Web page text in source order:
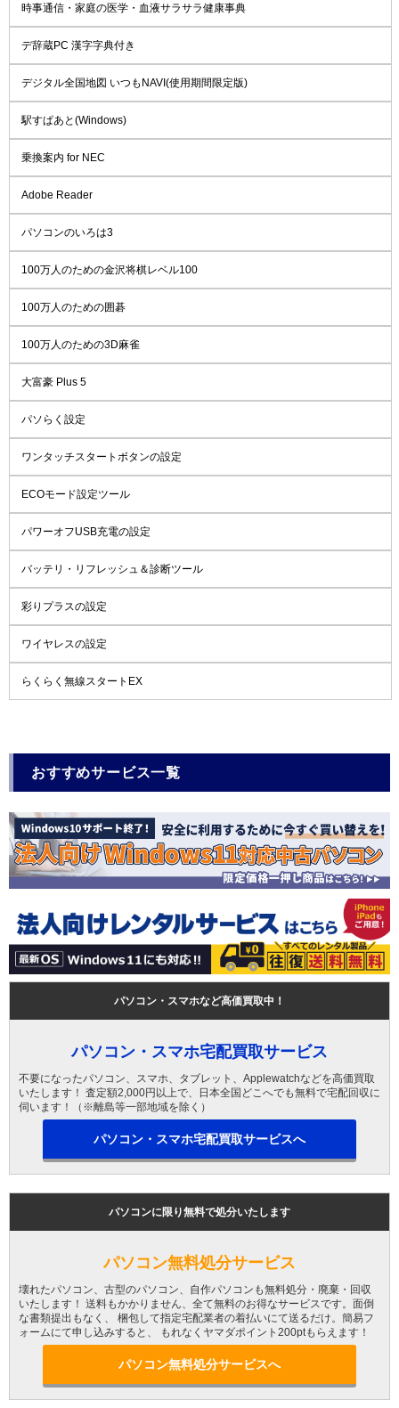
時事通信・家庭の医学・血液サラサラ健康事典
デ辞蔵PC 漢字字典付き
デジタル全国地図 いつもNAVI(使用期間限定版)
駅すぱあと(Windows)
乗換案内 for NEC
Adobe Reader
パソコンのいろは3
100万人のための金沢将棋レベル100
100万人のための囲碁
100万人のための3D麻雀
大富豪 Plus 5
パソらく設定
ワンタッチスタートボタンの設定
ECOモード設定ツール
パワーオフUSB充電の設定
バッテリ・リフレッシュ＆診断ツール
彩りプラスの設定
ワイヤレスの設定
らくらく無線スタートEX
おすすめサービス一覧
パソコン・スマホなど高価買取中！
パソコン・スマホ宅配買取サービス
不要になったパソコン、スマホ、タブレット、Applewatchなどを高価買取
いたします！ 査定額2,000円以上で、日本全国どこへでも無料で宅配回収に
伺います！（※離島等一部地域を除く）
パソコン・スマホ宅配買取サービスへ
パソコンに限り無料で処分いたします
パソコン無料処分サービス
壊れたパソコン、古型のパソコン、自作パソコンも無料処分・廃棄・回収
いたします！ 送料もかかりません、全て無料のお得なサービスです。面倒
な書類提出もなく、 梱包して指定宅配業者の着払いにて送るだけ。簡易フ
ォームにて申し込みすると、 もれなくヤマダポイント200ptもらえます！
パソコン無料処分サービスへ